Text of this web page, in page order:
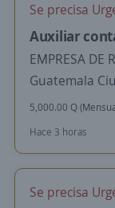
Se precisa
Auxiliar
EMPRESA DE
Guatemala
5,000.00 Q
Hace 3 horas
Se precisa